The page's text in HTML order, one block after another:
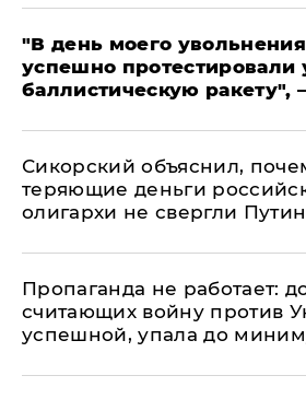
​"В день моего
успешно протестировали
баллистическую ракету",
Сикорский объяснил,
теряющие деньги
олигархи не свергли
​Пропаганда не работает:
считающих войну против
успешной, упала до